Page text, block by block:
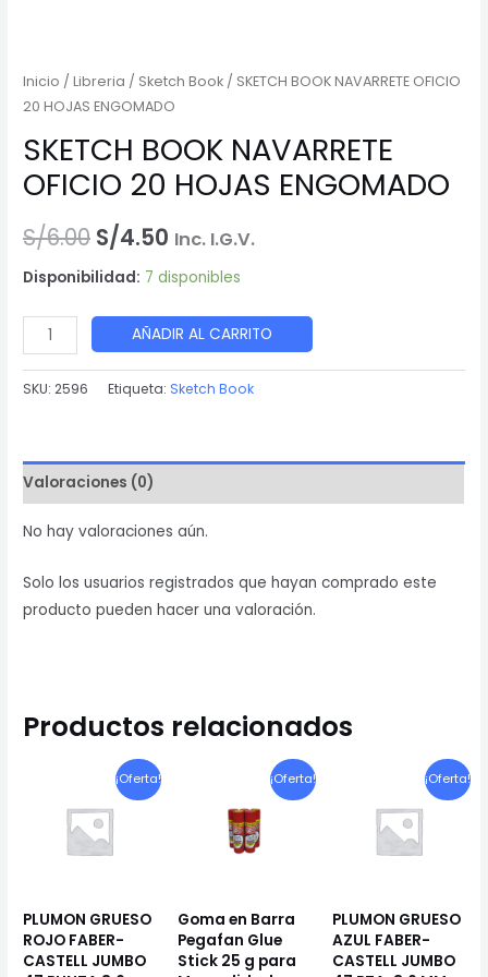
Inicio /Libreria / Sketch Book / SKETCH BOOK NAVARRETE OFICIO
20 HOJAS ENGOMADO
SKETCH BOOK NAVARRETE
OFICIO 20 HOJAS ENGOMADO
S/6.00 El
precio
original
era:
S/6.00.
S/4.50 El
precio
actual
es:
S/4.50.
Inc. I.G.V.
Disponibilidad: 7 disponibles
SKETCH
BOOK
NAVARRETE
HOJAS
ENGOMADO
cantidad
AÑADIR AL CARRITO
SKU:2596 Etiqueta: Sketch Book
Valoraciones (0)
No hay valoraciones aún.
Solo los usuarios registrados que hayan comprado este
producto pueden hacer una valoración.
Productos relacionados
¡Oferta!
PLUMON GRUESO
ROJO FABER-
CASTELL JUMBO
¡Oferta!
Goma en Barra
Pegafan Glue
Stick 25 g para
¡Oferta!
PLUMON GRUESO
AZUL FABER-
CASTELL JUMBO